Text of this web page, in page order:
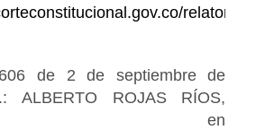
relatoria/
606 de 2 de septiembre de
ALBERTO ROJAS RÍOS,
en